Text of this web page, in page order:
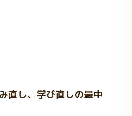
直し、学び直しの最中